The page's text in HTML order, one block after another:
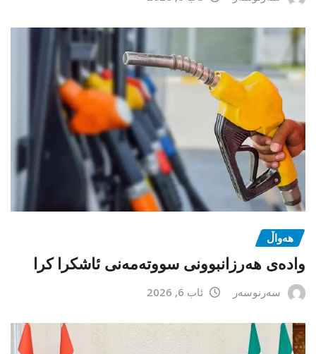
هەواڵ
وادەی هەرزانبوونی سووتەمەنی ئاشکرا کرا
سەرنوسەر ئاب 6, 2026